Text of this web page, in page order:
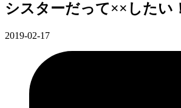
シスターだって××したい
2019-02-17